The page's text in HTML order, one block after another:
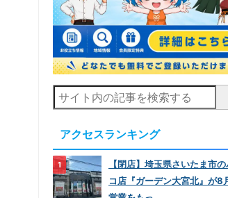
アクセスランキング
【閉店】埼玉県さいたま市
コ店『ガーデン大宮北』が8